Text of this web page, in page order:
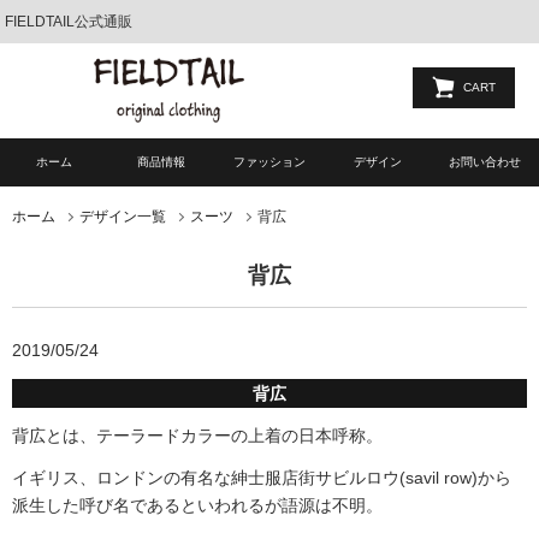
FIELDTAIL公式通販
CART
ホーム 商品情報 ファッション デザイン お問い合わせ
ホーム デザイン一覧 スーツ 背広
背広
2019/05/24
背広
背広とは、テーラードカラーの上着の日本呼称。
イギリス、ロンドンの有名な紳士服店街サビルロウ(savil row)から
派生した呼び名であるといわれるが語源は不明。